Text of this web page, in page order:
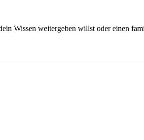
Wissen weitergeben willst oder einen